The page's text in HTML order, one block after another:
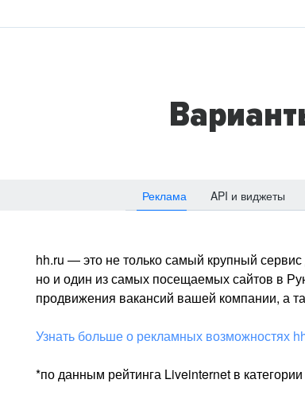
Реклама API и виджеты
hh.ru — это не только самый крупный
но и один из самых посещаемых сайтов в
продвижения вакансий вашей компании, а
Узнать больше о рекламных возможностях
*по данным рейтинга Liveinternet в